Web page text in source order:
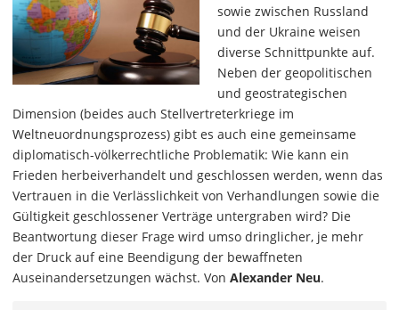
sowie zwischen Russland
und der Ukraine weisen
diverse Schnittpunkte auf.
Neben der geopolitischen
und geostrategischen
Dimension (beides auch Stellvertreterkriege im
Weltneuordnungsprozess) gibt es auch eine gemeinsame
diplomatisch-völkerrechtliche Problematik: Wie kann ein
Frieden herbeiverhandelt und geschlossen werden, wenn das
Vertrauen in die Verlässlichkeit von Verhandlungen sowie die
Gültigkeit geschlossener Verträge untergraben wird? Die
Beantwortung dieser Frage wird umso dringlicher, je mehr
der Druck auf eine Beendigung der bewaffneten
Auseinandersetzungen wächst. Von Alexander Neu.